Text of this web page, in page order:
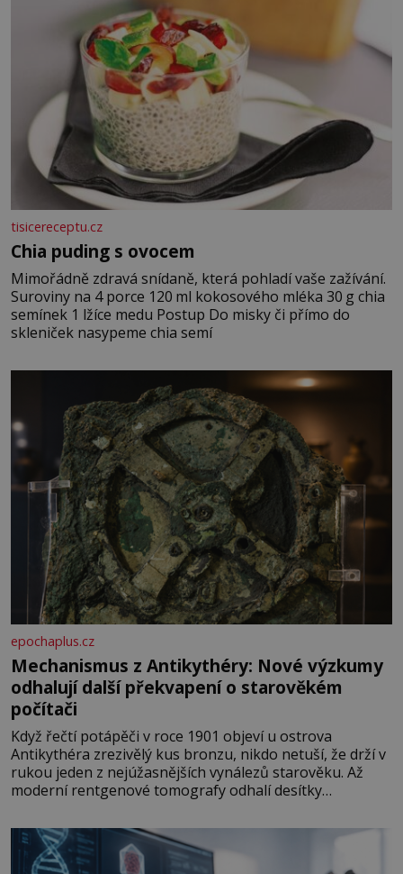
tisicereceptu.cz
Chia puding s ovocem
Mimořádně zdravá snídaně, která pohladí vaše zažívání.
Suroviny na 4 porce 120 ml kokosového mléka 30 g chia
semínek 1 lžíce medu Postup Do misky či přímo do
skleniček nasypeme chia semí
epochaplus.cz
Mechanismus z Antikythéry: Nové výzkumy
odhalují další překvapení o starověkém
počítači
Když řečtí potápěči v roce 1901 objeví u ostrova
Antikythéra zrezivělý kus bronzu, nikdo netuší, že drží v
rukou jeden z nejúžasnějších vynálezů starověku. Až
moderní rentgenové tomografy odhalí desítky
Antikythéry je dnes považován za nejstarší známý
analogový počítač na světě. Přesto ani po více než sto
letech výzkumu